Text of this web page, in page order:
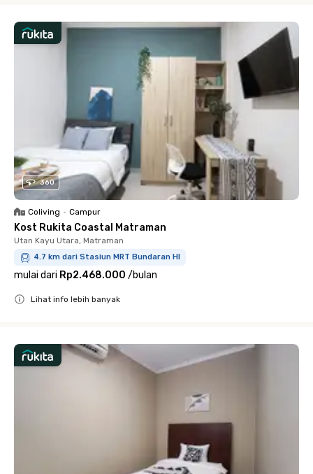
360
Coliving • Campur
Kost Rukita Coastal Matraman
Utan Kayu Utara, Matraman
4.7 km dari Stasiun MRT Bundaran HI
mulai dari Rp2.468.000 /bulan
Lihat info lebih banyak